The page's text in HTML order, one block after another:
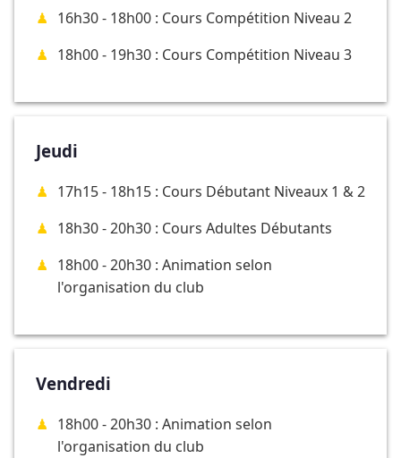
16h30 - 18h00 : Cours Compétition Niveau 2
18h00 - 19h30 : Cours Compétition Niveau 3
Jeudi
17h15 - 18h15 : Cours Débutant Niveaux 1 & 2
18h30 - 20h30 : Cours Adultes Débutants
18h00 - 20h30 : Animation selon
l'organisation du club
Vendredi
18h00 - 20h30 : Animation selon
l'organisation du club